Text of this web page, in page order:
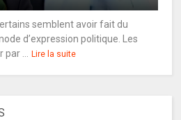
semblent avoir fait du
d’expression politique. Les
...
Lire la suite